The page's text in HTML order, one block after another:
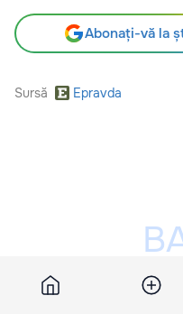
Abonați-vă la
Sursă Epravda